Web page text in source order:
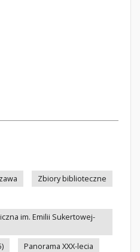
Zbiory biblioteczne
im. Emilii Sukertowej-
Panorama XXX-lecia